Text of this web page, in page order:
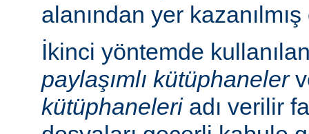
alanından yer kazanılmış
İkinci yöntemde
paylaşımlı kütüphaneler
kütüphaneleriadı verilir